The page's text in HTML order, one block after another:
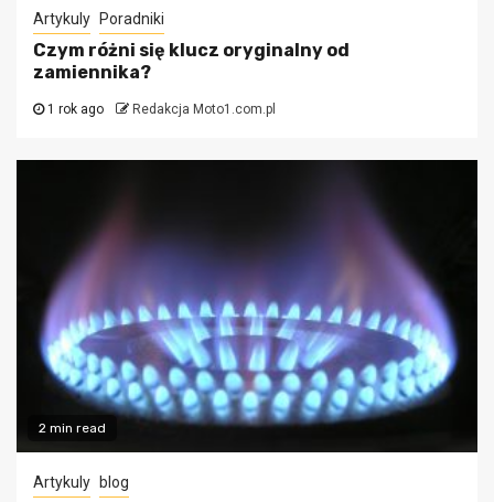
Artykuly Poradniki
Czym różni się klucz oryginalny od
zamiennika?
1 rok ago Redakcja Moto1.com.pl
2 min read
Artykuly blog